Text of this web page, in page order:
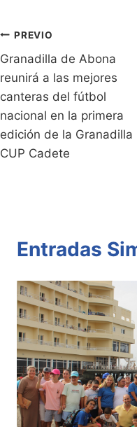
dl
y
k
p
Navegación
de
entradas
PREVIO
Granadilla de Abona
reunirá a las mejores
canteras del fútbol
nacional en la primera
edición de la Granadilla
CUP Cadete
Entradas